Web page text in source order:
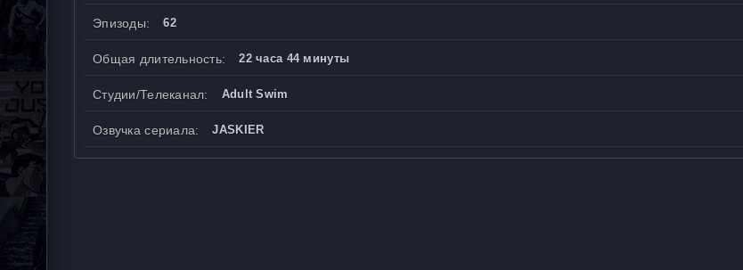
Эпизоды: 62
Общая длительность: 22 часа 44 минуты
Студии/Телеканал: Adult Swim
Озвучка сериала: JASKIER